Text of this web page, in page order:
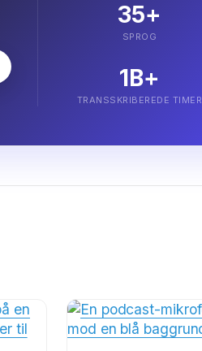
35+
SPROG
1B+
TRANSSKRIBEREDE TIMER